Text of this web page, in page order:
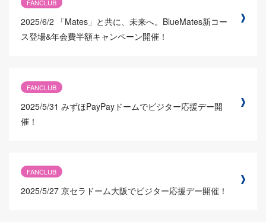
FANCLUB
2025/6/2
「Mates」と共に、未来へ。BlueMates新コー
ス登場&年会費半額キャンペーン開催！
FANCLUB
2025/5/31 みずほPayPayドームでビジター応援デー開
催！
FANCLUB
2025/5/27 京セラドーム大阪でビジター応援デー開催！